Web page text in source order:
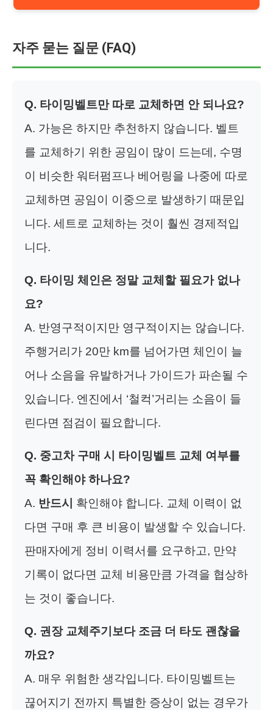
자주 묻는 질문 (FAQ)
Q. 타이밍벨트만 따로 교체하면 안 되나요?
A. 가능은 하지만 추천하지 않습니다. 벨트
를 교체하기 위한 공임이 많이 드는데, 수명
이 비슷한 워터펌프나 베어링을 나중에 따로
교체하면 공임이 이중으로 발생하기 때문입
니다. 세트로 교체하는 것이 훨씬 경제적입
니다.
Q. 타이밍 체인은 정말 교체할 필요가 없나
요?
A. 반영구적이지만 영구적이지는 않습니다.
주행거리가 20만 km를 넘어가면 체인이 늘
어나 소음을 유발하거나 가이드가 파손될 수
있습니다. 엔진에서 ‘철컥’거리는 소음이 들
린다면 점검이 필요합니다.
Q. 중고차 구매 시 타이밍벨트 교체 여부를
꼭 확인해야 하나요?
A. 반드시
확인해야 합니다. 교체 이력이 없
다면 구매 후 큰 비용이 발생할 수 있습니다.
판매자에게 정비 이력서를 요구하고, 만약
기록이 없다면 교체 비용만큼 가격을 협상하
는 것이 좋습니다.
Q. 권장 교체주기보다 조금 더 타도 괜찮을
까요?
A. 매우 위험한 생각입니다. 타이밍벨트는
끊어지기 전까지 특별한 증상이 없는 경우가